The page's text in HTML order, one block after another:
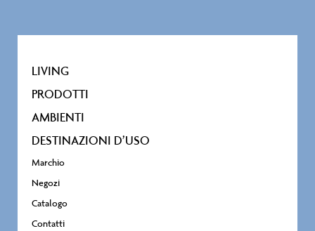
LIVING
PRODOTTI
AMBIENTI
DESTINAZIONI D’USO
Marchio
Negozi
Catalogo
Contatti